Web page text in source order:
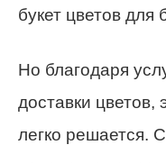
букет цветов для
Но благодаря
доставки цветов,
легко решается.